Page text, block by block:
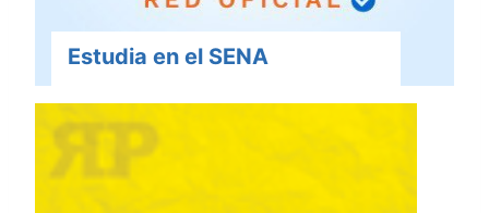
Estudia en el SENA